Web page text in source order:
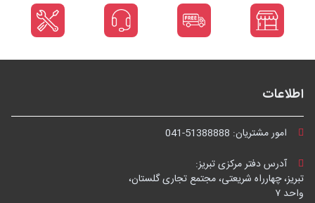
اطلاعات
امور مشتریان: 041-51388888
آدرس دفتر مرکزی تبریز:
تبریز، چهارراه شریعتی، مجتمع تجاری گلستان،
واحد ۷